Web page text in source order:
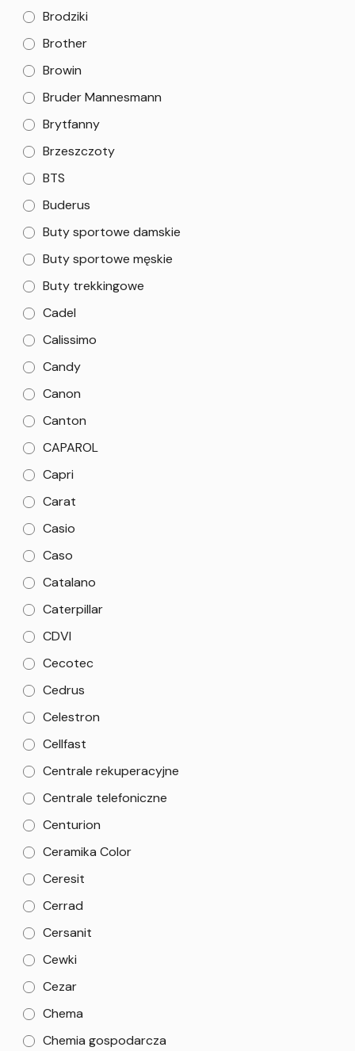
Brodziki
Brother
Browin
Bruder Mannesmann
Brytfanny
Brzeszczoty
BTS
Buderus
Buty sportowe damskie
Buty sportowe męskie
Buty trekkingowe
Cadel
Calissimo
Candy
Canon
Canton
CAPAROL
Capri
Carat
Casio
Caso
Catalano
Caterpillar
CDVI
Cecotec
Cedrus
Celestron
Cellfast
Centrale rekuperacyjne
Centrale telefoniczne
Centurion
Ceramika Color
Ceresit
Cerrad
Cersanit
Cewki
Cezar
Chema
Chemia gospodarcza